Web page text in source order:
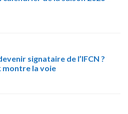
signataire de l’IFCN ?
montre la voie